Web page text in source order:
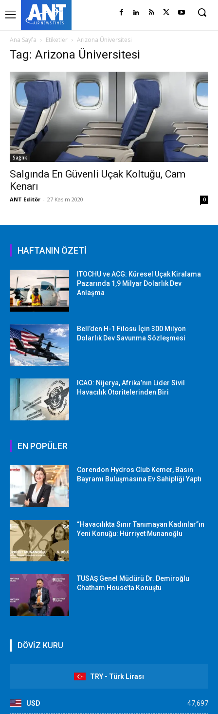
Ana Sayfa Etiketler Arizona Üniversitesi
Tag: Arizona Üniversitesi
Sağlık
Salgında En Güvenli Uçak Koltuğu, Cam
Kenarı
ANT Editör - 27 Kasım 2020 0
HAFTANIN ÖZETİ
ITOCHU ve ACG: Küresel Uçak Kiralama
Pazarında 1,9 Milyar Dolarlık Dev
Anlaşma
Bell’den H-1 Filosu İçin 300 Milyon
Dolarlık Dev Savunma Sözleşmesi
ICAO: Nijerya, Afrika’nın Lider Sivil
Havacılık Otoritelerinden Biri
EN POPÜLER
Corendon Hydros Club Kemer, Basın
Bayramı Buluşmasına Ev Sahipliği Yaptı
“Havacılıkta Sınır Tanımayan Kadınlar”ın
Yeni Konuğu: Hürriyet Munanoğlu
TUSAŞ Genel Müdürü Dr. Demiroğlu
Chatham House’ta Konuştu
DÖVİZ KURU
TRY - Türk Lirası
USD 47,697